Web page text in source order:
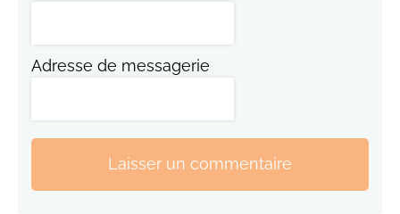
Adresse de messagerie
Laisser un commentaire